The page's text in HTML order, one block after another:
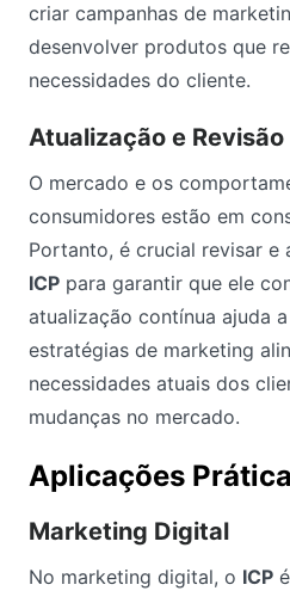
criar campanhas de
desenvolver produtos que
necessidades do cliente.
Atualização e
O mercado e os
consumidores estão em
Portanto, é crucial revisar e
ICP para garantir que ele
atualização contínua ajuda
estratégias de marketing
necessidades atuais dos
mudanças no mercado.
Aplicações
Marketing Digital
No marketing digital, o ICP